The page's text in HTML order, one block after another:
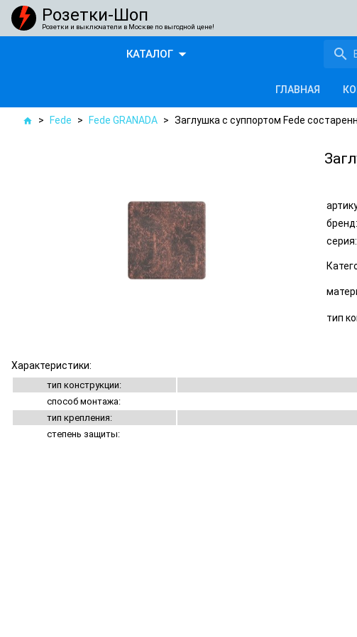
Розетки-Шоп
Розетки и выключатели в Москве по выгодной цене!
КАТАЛОГarrow_drop_down search
ГЛАВНАЯ
home > Fede > Fede GRANADA > Заглушка с суппортом Fede
бренд:
серия:
тип
Характеристики:
тип конструкции:
способ монтажа:
тип крепления:
степень защиты: